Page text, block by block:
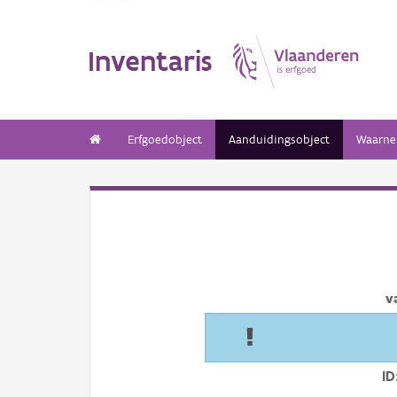
Inventaris
Erfgoedobject Aanduidingsobject
ID